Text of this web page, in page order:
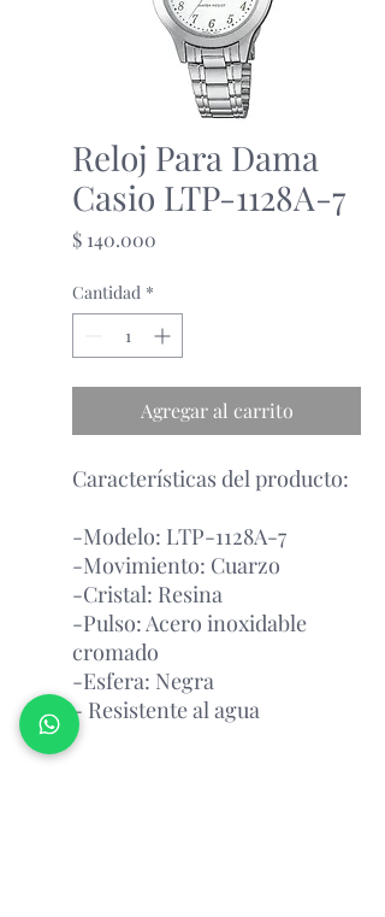
Reloj Para Dama
Casio LTP-1128A-7
$ 140.000
Cantidad *
Agregar al carrito
Características del producto:
-Modelo: LTP-1128A-7
-Movimiento: Cuarzo
-Cristal: Resina
-Pulso: Acero inoxidable
cromado
-Esfera: Negra
- Resistente al agua